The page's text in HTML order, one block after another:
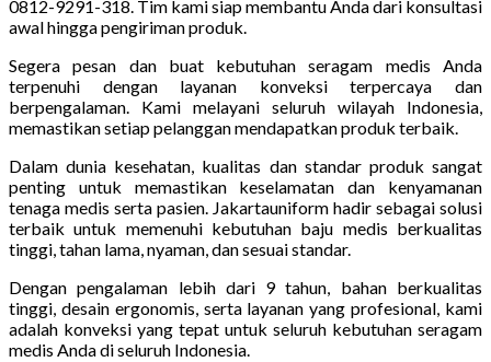
0812-9291-318. Tim kami siap membantu Anda dari konsultasi
awal hingga pengiriman produk.
Segera pesan dan buat kebutuhan seragam medis Anda
terpenuhi dengan layanan konveksi terpercaya dan
berpengalaman. Kami melayani seluruh wilayah Indonesia,
memastikan setiap pelanggan mendapatkan produk terbaik.
Dalam dunia kesehatan, kualitas dan standar produk sangat
penting untuk memastikan keselamatan dan kenyamanan
tenaga medis serta pasien. Jakartauniform hadir sebagai solusi
terbaik untuk memenuhi kebutuhan baju medis berkualitas
tinggi, tahan lama, nyaman, dan sesuai standar.
Dengan pengalaman lebih dari 9 tahun, bahan berkualitas
tinggi, desain ergonomis, serta layanan yang profesional, kami
adalah konveksi yang tepat untuk seluruh kebutuhan seragam
medis Anda di seluruh Indonesia.